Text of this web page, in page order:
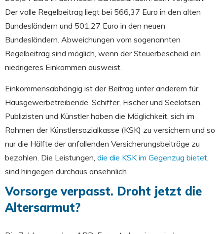
Der volle Regelbeitrag liegt bei 566,37 Euro in den alten
Bundesländern und 501,27 Euro in den neuen
Bundesländern. Abweichungen vom sogenannten
Regelbeitrag sind möglich, wenn der Steuerbescheid ein
niedrigeres Einkommen ausweist.
Einkommensabhängig ist der Beitrag unter anderem für
Hausgewerbetreibende, Schiffer, Fischer und Seelotsen.
Publizisten und Künstler haben die Möglichkeit, sich im
Rahmen der Künstlersozialkasse (KSK) zu versichern und so
nur die Hälfte der anfallenden Versicherungsbeiträge zu
bezahlen. Die Leistungen, die die KSK im Gegenzug bietet
sind hingegen durchaus ansehnlich.
Vorsorge verpasst. Droht jetzt die
Altersarmut?